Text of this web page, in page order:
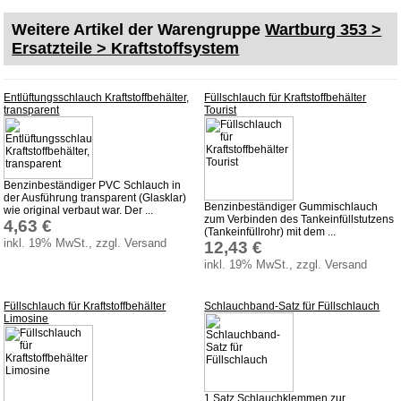
Weitere Artikel der WarengruppeWartburg 353 >
Ersatzteile > Kraftstoffsystem
Entlüftungsschlauch Kraftstoffbehälter,
transparent
Benzinbeständiger PVC Schlauch in
der Ausführung transparent (Glasklar)
wie original verbaut war. Der ...
4,63 €
inkl. 19% MwSt., zzgl. Versand
Füllschlauch für Kraftstoffbehälter
Tourist
Benzinbeständiger Gummischlauch
zum Verbinden des Tankeinfüllstutzens
(Tankeinfüllrohr) mit dem ...
12,43 €
inkl. 19% MwSt., zzgl. Versand
Füllschlauch für Kraftstoffbehälter
Limosine
Schlauchband-Satz für Füllschlauch